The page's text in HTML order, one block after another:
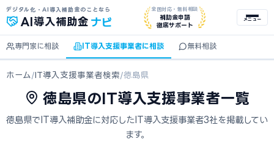
デジタル化・AI導入補助金のことなら
AI 導入補助金 ナビ
全国対応・無料相談
補助金申請
徹底サポート
メニュー
専門家に相談 IT導入支援事業者に相談 無料相談
ホーム /IT導入支援事業者検索/徳島県
徳島県のIT導入支援事業者一覧
徳島県でIT導入補助金に対応したIT導入支援事業者3社を掲載してい
ます。